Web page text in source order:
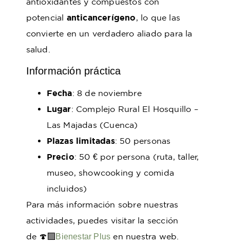
potencial anticancerígeno, lo que las
convierte en un verdadero aliado para la
salud.
Información práctica
Fecha: 8 de noviembre
Lugar: Complejo Rural El Hosquillo –
Las Majadas (Cuenca)
Plazas limitadas: 50 personas
Precio: 50 € por persona (ruta, taller,
museo, showcooking y comida
incluidos)
Para más información sobre nuestras
actividades, puedes visitar la sección
de 🍄‍🟫 Bienestar Plus en nuestra web.